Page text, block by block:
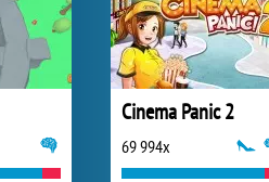
Cinema Panic 2
69 994x